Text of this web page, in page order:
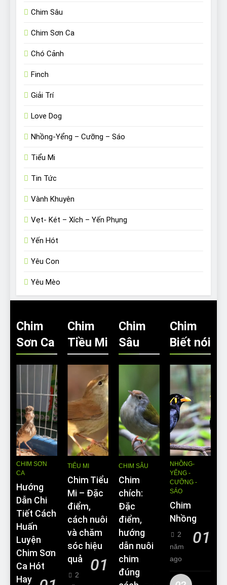
Chim Sâu
Chim Sơn Ca
Chó Cảnh
Finch
Giải Trí
Love Dog
Nhồng-Yểng – Cưỡng – Sáo
Tiểu Mi
Tin Tức
Vành Khuyên
Vẹt- Két – Xích – Yến Phụng
Yến Hót
Yêu Con
Yêu Mèo
Chim
Sơn Ca
CHIM SƠN
CA
Hướng
Dẫn Chi
Tiết Cách
Huấn
Luyện
Chim Sơn
Ca Hót
Hay
Chim
Tiều Mi
TIỂU MI
Chim Tiểu
Mi – Đặc
điểm,
cách nuôi
và chăm
sóc hiệu
quả
01
2
Chim
Sâu
CHIM SÂU
Chim
chích:
Đặc
điểm,
hướng
dẫn nuôi
chim
đúng
Chim
Biết nói
NHỒNG-
YỂNG -
CƯỠNG -
SÁO
Chim
Nhồng
01
2
năm
ago